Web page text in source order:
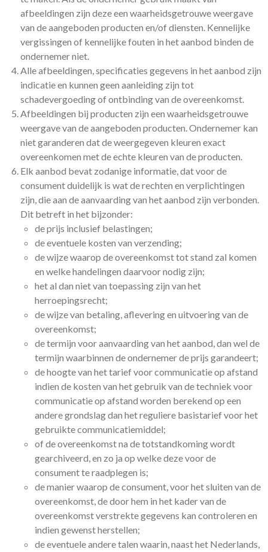
afbeeldingen zijn deze een waarheidsgetrouwe weergave
van de aangeboden producten en/of diensten. Kennelijke
vergissingen of kennelijke fouten in het aanbod binden de
ondernemer niet.
Alle afbeeldingen, specificaties gegevens in het aanbod zijn
indicatie en kunnen geen aanleiding zijn tot
schadevergoeding of ontbinding van de overeenkomst.
Afbeeldingen bij producten zijn een waarheidsgetrouwe
weergave van de aangeboden producten. Ondernemer kan
niet garanderen dat de weergegeven kleuren exact
overeenkomen met de echte kleuren van de producten.
Elk aanbod bevat zodanige informatie, dat voor de
consument duidelijk is wat de rechten en verplichtingen
zijn, die aan de aanvaarding van het aanbod zijn verbonden.
Dit betreft in het bijzonder:
de prijs inclusief belastingen;
de eventuele kosten van verzending;
de wijze waarop de overeenkomst tot stand zal komen
en welke handelingen daarvoor nodig zijn;
het al dan niet van toepassing zijn van het
herroepingsrecht;
de wijze van betaling, aflevering en uitvoering van de
overeenkomst;
de termijn voor aanvaarding van het aanbod, dan wel de
termijn waarbinnen de ondernemer de prijs garandeert;
de hoogte van het tarief voor communicatie op afstand
indien de kosten van het gebruik van de techniek voor
communicatie op afstand worden berekend op een
andere grondslag dan het reguliere basistarief voor het
gebruikte communicatiemiddel;
of de overeenkomst na de totstandkoming wordt
gearchiveerd, en zo ja op welke deze voor de
consument te raadplegen is;
de manier waarop de consument, voor het sluiten van de
overeenkomst, de door hem in het kader van de
overeenkomst verstrekte gegevens kan controleren en
indien gewenst herstellen;
de eventuele andere talen waarin, naast het Nederlands,